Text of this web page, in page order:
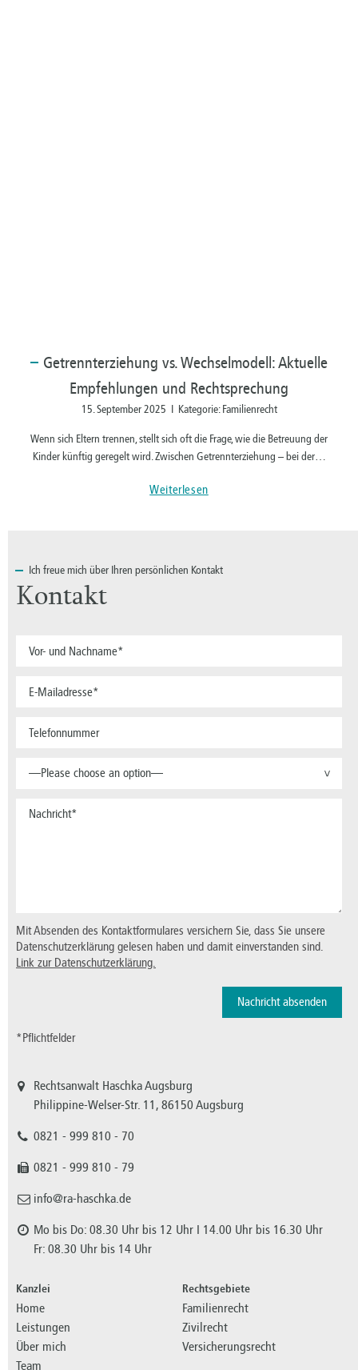
Getrennterziehung vs. Wechselmodell: Aktuelle
Empfehlungen und Rechtsprechung
15. September 2025 I Kategorie: Familienrecht
Wenn sich Eltern trennen, stellt sich oft die Frage, wie die Betreuung der
Kinder künftig geregelt wird. Zwischen Getrennterziehung – bei der…
Weiterlesen
Ich freue mich über Ihren persönlichen Kontakt
Kontakt
—Please choose an option— >
Mit Absenden des Kontaktformulares versichern Sie, dass Sie unsere
Datenschutzerklärung gelesen haben und damit einverstanden sind.
Link zur Datenschutzerklärung.
*Pflichtfelder
Rechtsanwalt Haschka Augsburg
Philippine-Welser-Str. 11, 86150 Augsburg
0821 - 999 810 - 70
0821 - 999 810 - 79
info@ra-haschka.de
Mo bis Do: 08.30 Uhr bis 12 Uhr I 14.00 Uhr bis 16.30 Uhr
Fr: 08.30 Uhr bis 14 Uhr
Kanzlei
Home
Leistungen
Über mich
Team
Rechtsgebiete
Familienrecht
Zivilrecht
Versicherungsrecht